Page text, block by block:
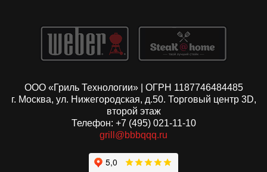
ООО «Гриль Технологии» | ОГРН 1187746484485
г. Москва, ул. Нижегородская, д.50. Торговый центр 3D,
второй этаж
Телефон: +7 (495) 021-11-10
grill@bbbqqq.ru